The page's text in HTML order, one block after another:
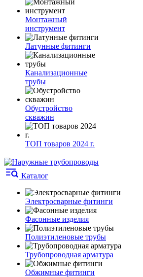
Монтажный
инструмент
Латунные фитинги
Канализационные
трубы
Обустройство
скважин
ТОП товаров 2024 г.
Каталог
Электросварные фитинги
Фасонные изделия
Полиэтиленовые трубы
Трубопроводная арматура
Обжимные фитинги